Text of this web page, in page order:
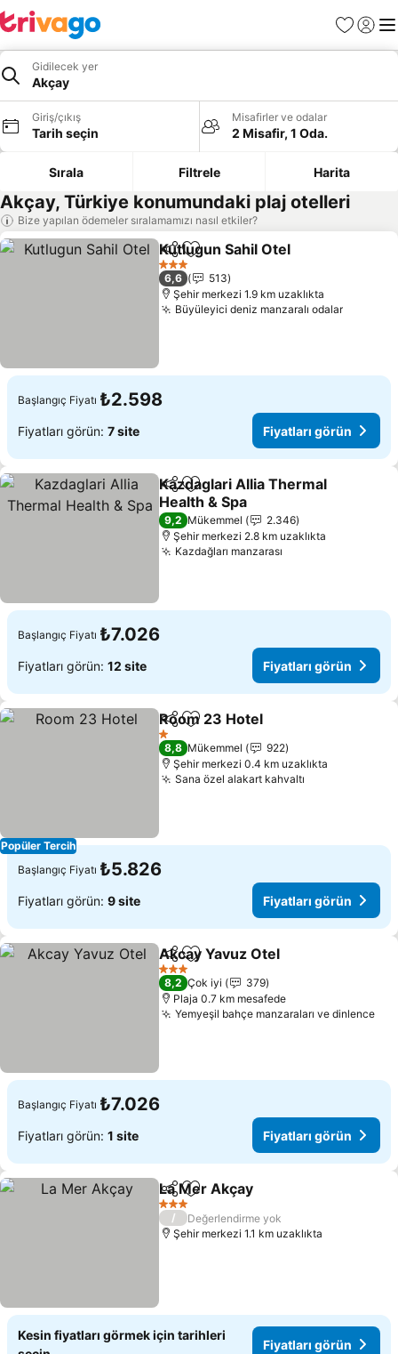
Favoriler
Giriş
Gidilecek yer
Akçay
Giriş/çıkış
Tarih seçin
Misafirler ve odalar
2 Misafir, 1 Oda.
Sırala Filtrele Harita
Akçay, Türkiye konumundaki plaj otelleri
Bize yapılan ödemeler sıralamamızı nasıl etkiler?
PaylaşFavorilerime ekle
Kutlugun Sahil Otel
3 Yıldız
6,6
513
Şehir merkezi 1.9 km uzaklıkta
Büyüleyici deniz manzaralı odalar
Başlangıç Fiyatı ₺2.598
Fiyatları görün: 7 site Fiyatları görün
PaylaşFavorilerime ekle
Kazdaglari Allia Thermal
Health & Spa
9,2 Mükemmel
2.346
Şehir merkezi 2.8 km uzaklıkta
Kazdağları manzarası
Başlangıç Fiyatı ₺7.026
Fiyatları görün: 12 site Fiyatları görün
Popüler Tercih
PaylaşFavorilerime ekle
Room 23 Hotel
1 Yıldız
8,8 Mükemmel
922
Şehir merkezi 0.4 km uzaklıkta
Sana özel alakart kahvaltı
Başlangıç Fiyatı ₺5.826
Fiyatları görün: 9 site Fiyatları görün
PaylaşFavorilerime ekle
Akcay Yavuz Otel
3 Yıldız
8,2 Çok iyi
379
Plaja 0.7 km mesafede
Yemyeşil bahçe manzaraları ve dinlence
Başlangıç Fiyatı ₺7.026
Fiyatları görün: 1 site Fiyatları görün
PaylaşFavorilerime ekle
La Mer Akçay
3 Yıldız
/
Değerlendirme yok
Şehir merkezi 1.1 km uzaklıkta
Kesin fiyatları görmek için tarihleri
Fiyatları görün